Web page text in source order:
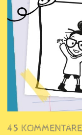
45 KOMMENTARE